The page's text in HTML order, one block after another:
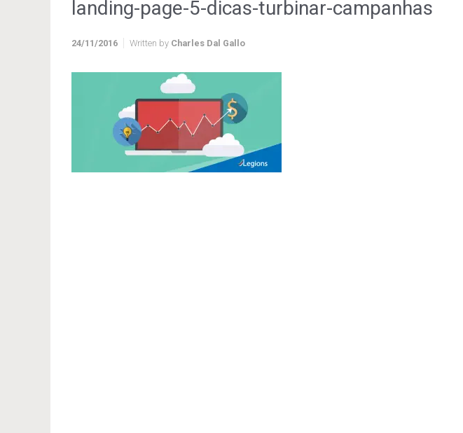
landing-page-5-dicas-turbinar-campanhas
24/11/2016 Written by Charles Dal Gallo